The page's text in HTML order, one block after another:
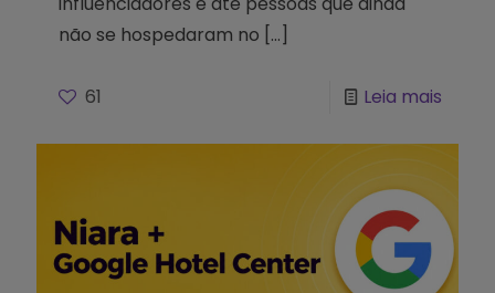
não se hospedaram no […]
61 Leia mais